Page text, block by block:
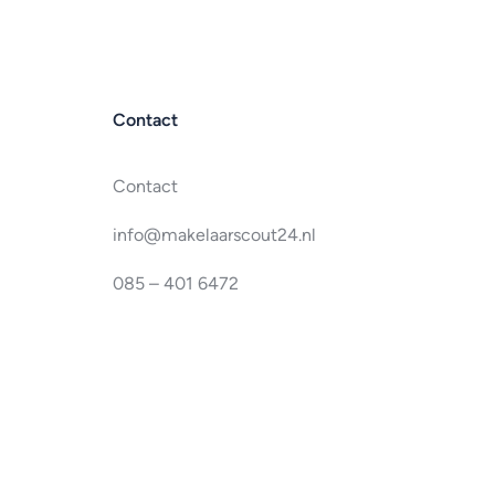
Contact
Contact
info@makelaarscout24.nl
085 – 401 6472